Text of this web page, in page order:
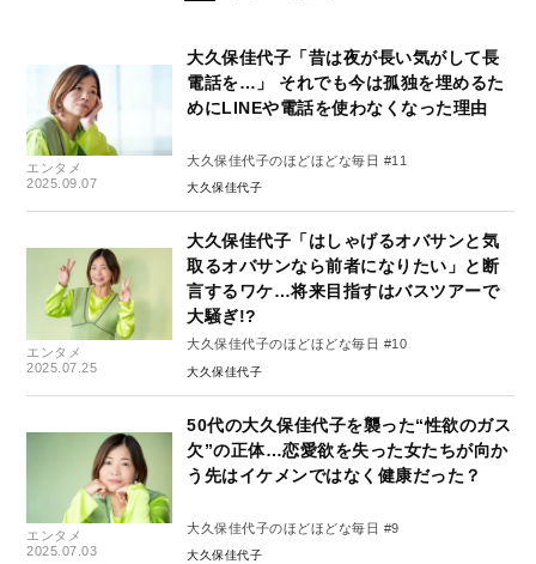
エンタメ
2025.09.07
大久保佳代子「昔は夜が長い気がして長
電話を…」 それでも今は孤独を埋めるた
めにLINEや電話を使わなくなった理由
大久保佳代子のほどほどな毎日 #11
大久保佳代子
エンタメ
2025.07.25
大久保佳代子「はしゃげるオバサンと気
取るオバサンなら前者になりたい」と断
言するワケ…将来目指すはバスツアーで
大騒ぎ!?
大久保佳代子のほどほどな毎日 #10
大久保佳代子
エンタメ
2025.07.03
50代の大久保佳代子を襲った“性欲のガス
欠”の正体…恋愛欲を失った女たちが向か
う先はイケメンではなく健康だった？
大久保佳代子のほどほどな毎日 #9
大久保佳代子